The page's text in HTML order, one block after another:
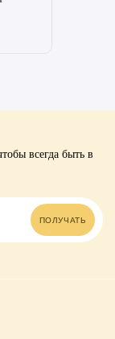
всегда быть в
ПОЛУЧАТЬ